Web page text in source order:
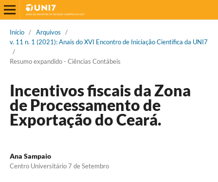
Início / Arquivos
/
v. 11 n. 1 (2021): Anais do XVI Encontro de Iniciação Científica da UNI7
/
Resumo expandido - Ciências Contábeis
Incentivos fiscais da Zona
de Processamento de
Exportação do Ceará.
Ana Sampaio
Centro Universitário 7 de Setembro